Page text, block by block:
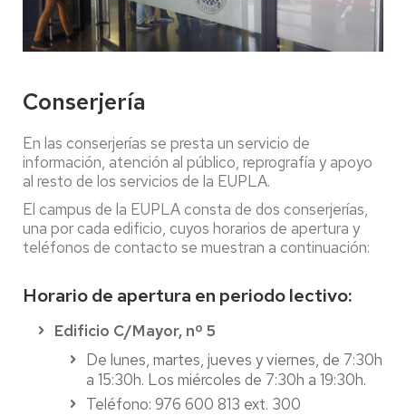
Conserjería
En las conserjerías se presta un servicio de
información, atención al público, reprografía y apoyo
al resto de los servicios de la EUPLA.
El campus de la EUPLA consta de dos conserjerías,
una por cada edificio, cuyos horarios de apertura y
teléfonos de contacto se muestran a continuación:
Horario de apertura en periodo lectivo:
Edificio C/Mayor, nº 5
De lunes, martes, jueves y viernes, de 7:30h
a 15:30h. Los miércoles de 7:30h a 19:30h.
Teléfono: 976 600 813 ext. 300